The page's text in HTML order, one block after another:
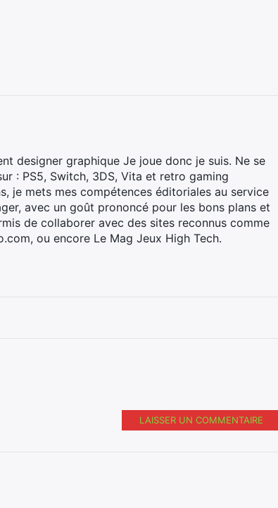
designer graphique Je joue donc je suis. Ne se
: PS5, Switch, 3DS, Vita et retro gaming
je mets mes compétences éditoriales au service
avec un goût prononcé pour les bons plans et
de collaborer avec des sites reconnus comme
ou encore Le Mag Jeux High Tech.
LAISSER UN COMMENTAIRE